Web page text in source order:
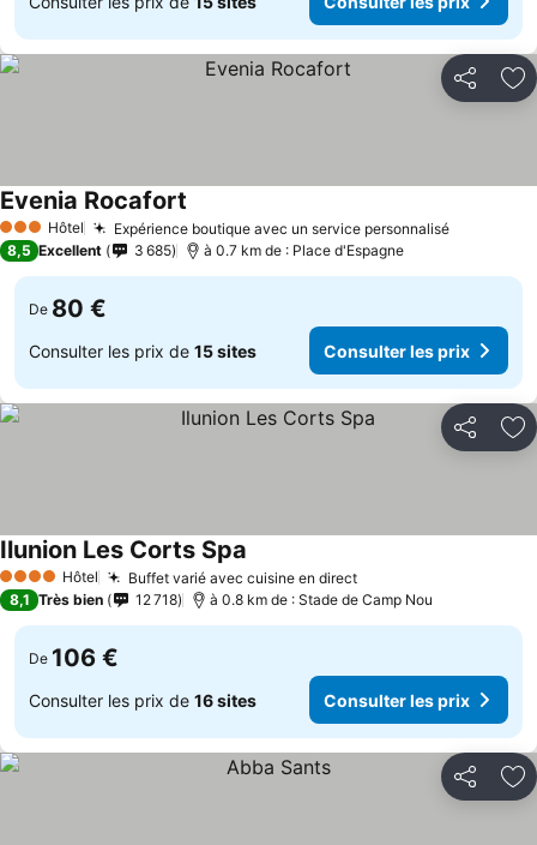
Partager
3 ÉtoilesHôtel Expérience boutique avec un service personnalisé
Evenia Rocafort
8,5 Excellent 3 685 à 0.7 km de : Place d'Espagne
De 80 €
Consulter les prix de 15 sites Consulter les prix
Partager
4 Étoiles Hôtel Buffet varié avec cuisine en direct
Ilunion Les Corts Spa
8,1 Très bien 12 718 à 0.8 km de : Stade de Camp Nou
De 106 €
Consulter les prix de 16 sites Consulter les prix
Partager